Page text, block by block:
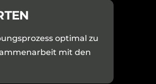
optimal zu
mit den